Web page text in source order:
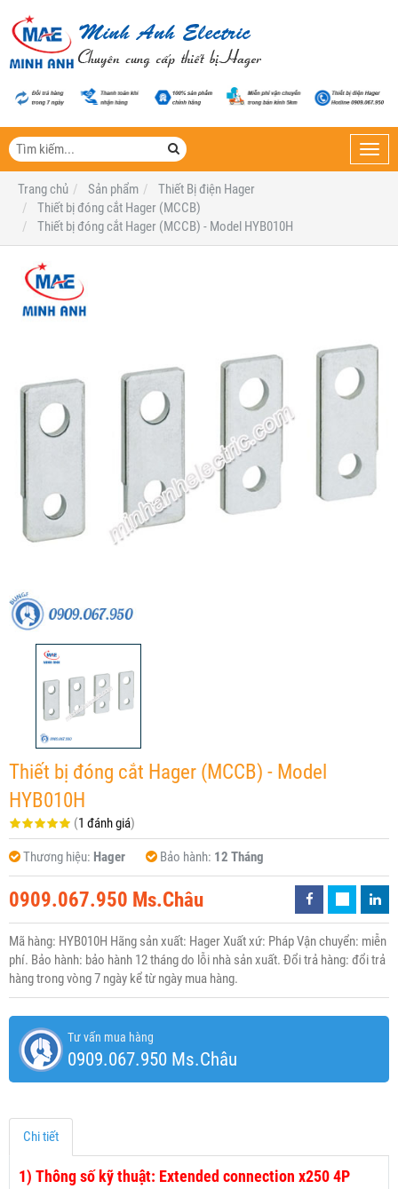
Trang chủ
Sản phẩm
Thiết Bị điện Hager
Thiết bị đóng cắt Hager (MCCB)
Thiết bị đóng cắt Hager (MCCB) - Model HYB010H
Thiết bị đóng cắt Hager (MCCB) - Model
HYB010H
(1 đánh giá)
Thương hiệu: Hager Bảo hành: 12 Tháng
0909.067.950 Ms.Châu
Mã hàng: HYB010H Hãng sản xuất: Hager Xuất xứ: Pháp Vận chuyển: miễn
phí. Bảo hành: bảo hành 12 tháng do lỗi nhà sản xuất. Đổi trả hàng: đổi trả
hàng trong vòng 7 ngày kể từ ngày mua hàng.
Tư vấn mua hàng
0909.067.950 Ms.Châu
Chi tiết
1) Thông số kỹ thuật: Extended connection x250 4P